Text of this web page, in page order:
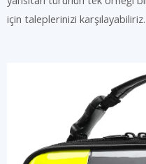
için taleplerinizi karşılayabiliriz.